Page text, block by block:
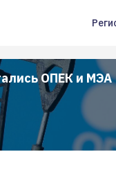
ОПЕК и МЭА